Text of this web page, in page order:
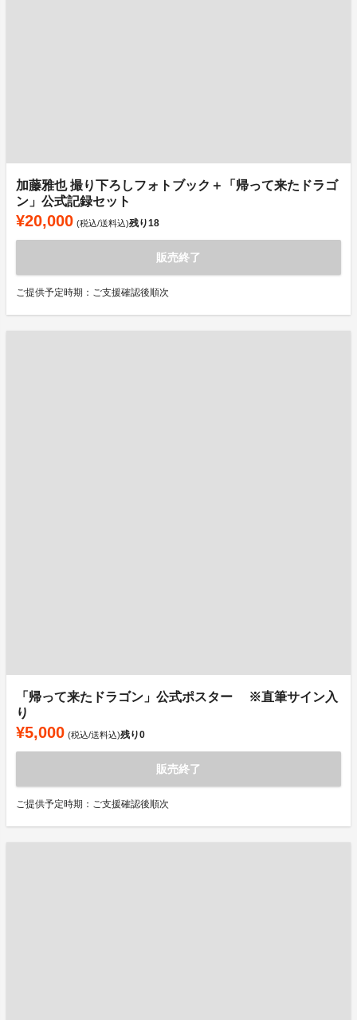
加藤雅也 撮り下ろしフォトブック＋「帰って来たドラゴ
ン」公式記録セット
¥20,000 (税込/送料込)残り18
販売終了
ご提供予定時期：ご支援確認後順次
「帰って来たドラゴン」公式ポスター ※直筆サイン入
り
¥5,000 (税込/送料込)残り0
販売終了
ご提供予定時期：ご支援確認後順次